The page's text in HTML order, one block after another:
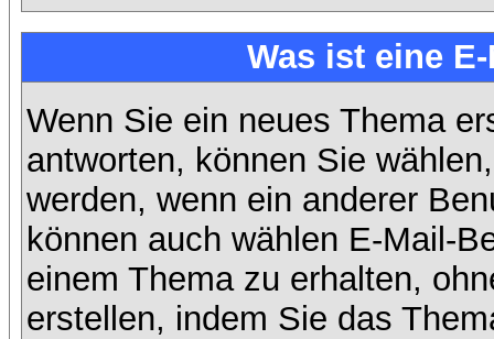
Was ist eine
Wenn Sie ein neues Thema
antworten, können Sie
werden, wenn ein anderer
können auch wählen E-Mail-
einem Thema zu erhalten,
erstellen, indem Sie das